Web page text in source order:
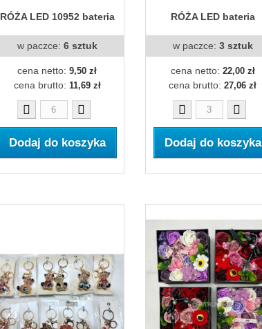
RÓŻA LED 10952 bateria
w paczce: 6 sztuk
cena netto: 9,50 zł
cena brutto: 11,69 zł
Dodaj do koszyka
RÓŻA LED bateria
w paczce: 3 sztuk
cena netto: 22,00 zł
cena brutto: 27,06 zł
Dodaj do koszyka